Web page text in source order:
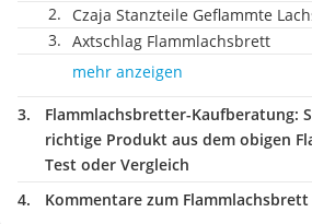
Czaja Stanzteile Geflammte
Axtschlag Flammlachsbrett
mehr anzeigen
Flammlachsbretter-Kaufberatung:
richtige Produkt aus dem obigen
Test oder Vergleich
Kommentare zum Flammlachsbrett